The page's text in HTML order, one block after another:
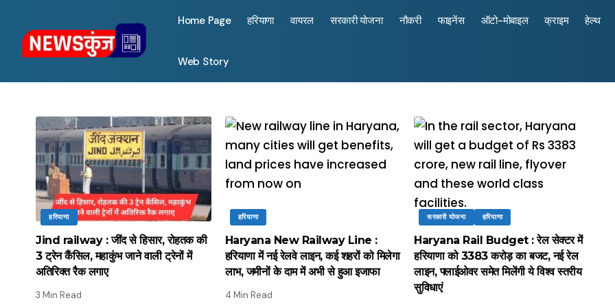
Home Page हरियाणा वायरल सरकारी योजना नौकरी फाइनेंस ऑटो-मोबाइल क्राइम हेल्थ
Web Story
हरियाणा
Jind railway : जींद से हिसार, रोहतक की
3 ट्रेन कैंसिल, महाकुंभ जाने वाली ट्रेनों में
अतिरिक्त रैक लगाए
3 Min Read
हरियाणा
Haryana New Railway Line :
हरियाणा में नई रेलवे लाइन, कई शहरों को मिलेगा
लाभ, जमीनों के दाम में अभी से हुआ इजाफा
4 Min Read
सरकारी योजना हरियाणा
Haryana Rail Budget : रेल सेक्टर में
हरियाणा को 3383 करोड़ का बजट, नई रेल
लाइन, फ्लाईओवर समेत मिलेंगी ये विश्व स्तरीय
सुविधाएं